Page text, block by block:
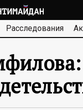
Расследования